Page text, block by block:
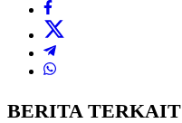
BERITA TERKAIT